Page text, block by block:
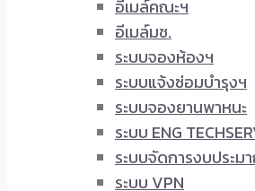
อีเมล์คณะฯ
อีเมล์มช.
ระบบจองห้องฯ
ระบบแจ้งซ่อมบำรุงฯ
ระบบจองยานพาหนะ
ระบบ ENG
ระบบจัดการงบประม
ระบบ VPN